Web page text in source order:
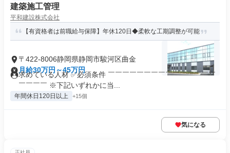
建築施工管理
平和建設株式会社
【有資格者は前職給与保障】年休120日◆柔軟な工期調整が可能
〒422-8006静岡県静岡市駿河区曲金
月給30万円～45万円
求めている人材 ✅必須条件 ￣￣￣￣￣￣￣￣￣￣￣￣￣￣￣
￣￣￣￣ ※下記いずれかに当...
年間休日120日以上 +15個
気になる